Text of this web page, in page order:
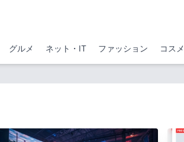
グルメ ネット・IT ファッション コスメ